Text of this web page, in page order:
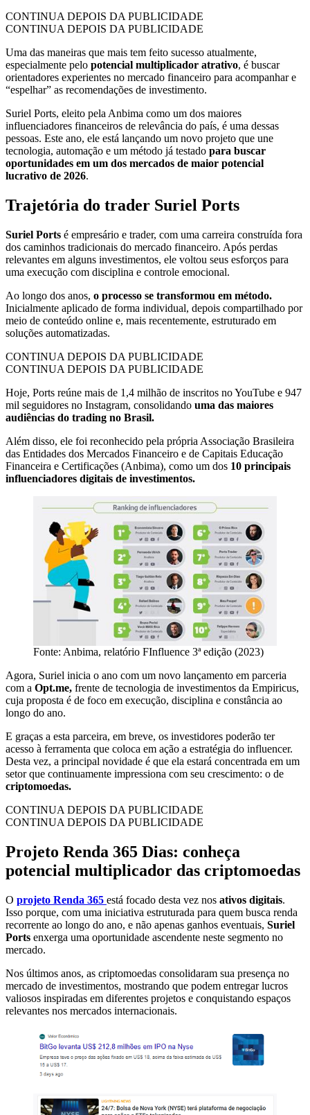
CONTINUA DEPOIS DA PUBLICIDADE
CONTINUA DEPOIS DA PUBLICIDADE
Uma das maneiras que mais tem feito sucesso atualmente,
especialmente pelo potencial multiplicador atrativo, é buscar
orientadores experientes no mercado financeiro para acompanhar e
“espelhar” as recomendações de investimento.
Suriel Ports, eleito pela Anbima como um dos maiores
influenciadores financeiros de relevância do país, é uma dessas
pessoas. Este ano, ele está lançando um novo projeto que une
tecnologia, automação e um método já testado para buscar
oportunidades em um dos mercados de maior potencial
lucrativo de 2026.
Trajetória do trader Suriel Ports
Suriel Ports é empresário e trader, com uma carreira construída fora
dos caminhos tradicionais do mercado financeiro. Após perdas
relevantes em alguns investimentos, ele voltou seus esforços para
uma execução com disciplina e controle emocional.
Ao longo dos anos, o processo se transformou em método.
Inicialmente aplicado de forma individual, depois compartilhado por
meio de conteúdo online e, mais recentemente, estruturado em
soluções automatizadas.
CONTINUA DEPOIS DA PUBLICIDADE
CONTINUA DEPOIS DA PUBLICIDADE
Hoje, Ports reúne mais de 1,4 milhão de inscritos no YouTube e 947
mil seguidores no Instagram, consolidando uma das maiores
audiências do trading no Brasil.
Além disso, ele foi reconhecido pela própria Associação Brasileira
das Entidades dos Mercados Financeiro e de Capitais​ Educação
Financeira e Certificações (Anbima), como um dos 10 principais
influenciadores digitais de investimentos.
Fonte: Anbima, relatório FInfluence 3ª edição (2023)
Agora, Suriel inicia o ano com um novo lançamento em parceria
com a Opt.me, frente de tecnologia de investimentos da Empiricus,
cuja proposta é de foco em execução, disciplina e constância ao
longo do ano.
E graças a esta parceira, em breve, os investidores poderão ter
acesso à ferramenta que coloca em ação a estratégia do influencer.
Desta vez, a principal novidade é que ela estará concentrada em um
setor que continuamente impressiona com seu crescimento: o de
criptomoedas.
CONTINUA DEPOIS DA PUBLICIDADE
CONTINUA DEPOIS DA PUBLICIDADE
Projeto Renda 365 Dias: conheça
potencial multiplicador das criptomoedas
O projeto Renda 365 está focado desta vez nos ativos digitais.
Isso porque, com uma iniciativa estruturada para quem busca renda
recorrente ao longo do ano, e não apenas ganhos eventuais, Suriel
Ports enxerga uma oportunidade ascendente neste segmento no
mercado.
Nos últimos anos, as criptomoedas consolidaram sua presença no
mercado de investimentos, mostrando que podem entregar lucros
valiosos inspiradas em diferentes projetos e conquistando espaços
relevantes nos mercados internacionais.